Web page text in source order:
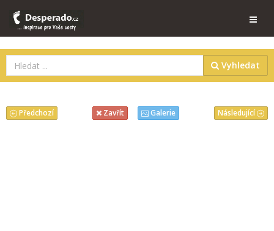
Vyhledat
Následující
Předchozí Zavřít Galerie